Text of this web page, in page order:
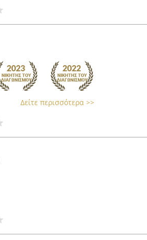
Δείτε περισσότερα >>